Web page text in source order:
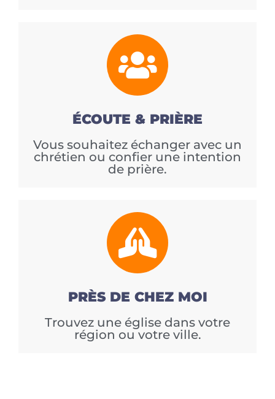
ÉCOUTE & PRIÈRE
Vous souhaitez échanger avec un
chrétien ou confier une intention
de prière.
PRÈS DE CHEZ MOI
Trouvez une église dans votre
région ou votre ville.